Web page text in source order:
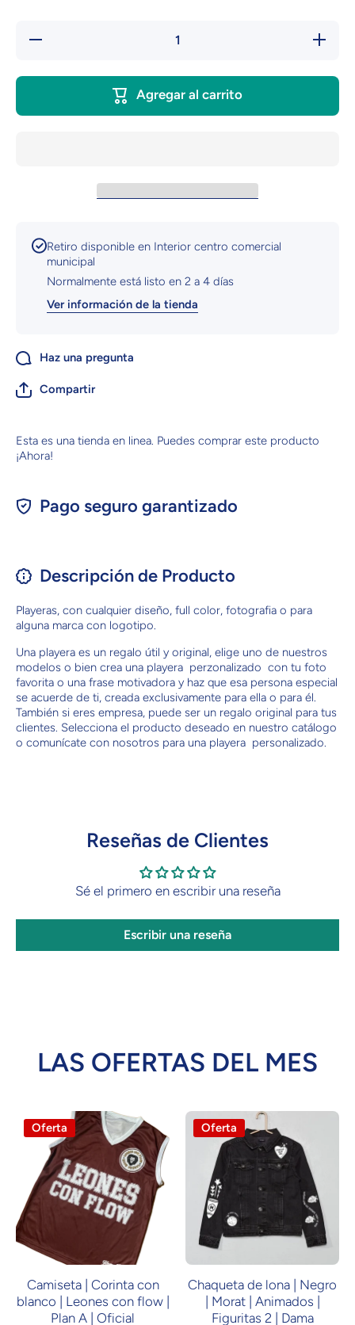
|
Agregar al carrito
Retiro disponible en Interior centro comercial
municipal
Normalmente está listo en 2 a 4 días
Ver información de la tienda
Haz una pregunta
Compartir
Esta es una tienda en linea. Puedes comprar este producto
¡Ahora!
Pago seguro garantizado
Descripción de Producto
Playeras, con cualquier diseño, full color, fotografia o para
alguna marca con logotipo.
Una playera es un regalo útil y original, elige uno de nuestros
modelos o bien crea una playera perzonalizado con tu foto
favorita o una frase motivadora y haz que esa persona especial
se acuerde de ti, creada exclusivamente para ella o para él.
También si eres empresa, puede ser un regalo original para tus
clientes. Selecciona el producto deseado en nuestro catálogo
o comunícate con nosotros para una playera personalizado.
Reseñas de Clientes
Sé el primero en escribir una reseña
Escribir una reseña
LAS OFERTAS DEL MES
Oferta
Camiseta | Corinta con
blanco | Leones con flow |
Plan A | Oficial
Oferta
Chaqueta de lona | Negro
| Morat | Animados |
Figuritas 2 | Dama